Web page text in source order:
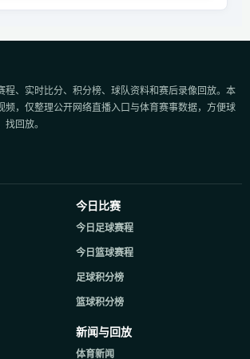
程、实时比分、积分榜、球队资料和赛后录像回放。本
频，仅整理公开网络直播入口与体育赛事数据，方便球
回放。
今日比赛
今日足球赛程
今日篮球赛程
足球积分榜
篮球积分榜
新闻与回放
体育新闻